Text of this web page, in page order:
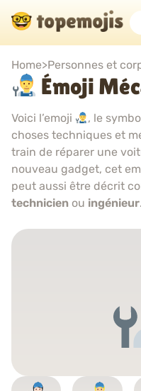
Home>Personnes et
Émoji
Voici l’emoji
, le
choses techniques et
train de réparer une
nouveau gadget, cet
peut aussi être décrit
technicien ou ingénieur.